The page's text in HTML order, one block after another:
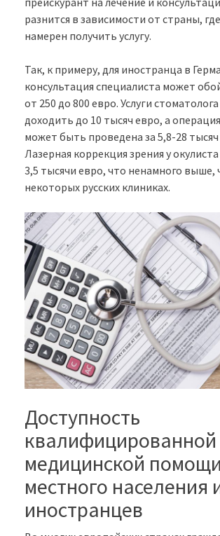
разнится в зависимости от страны,
намерен получить услугу.
Так, к примеру, для иностранца в
консультация специалиста может
от 250 до 800 евро. Услуги
доходить до 10 тысяч евро, а операция
может быть проведена за 5,8-28
Лазерная коррекция зрения у
3,5 тысячи евро, что ненамного выше,
некоторых русских клиниках.
Доступность
квалифицированной
медицинской
местного населения
иностранцев